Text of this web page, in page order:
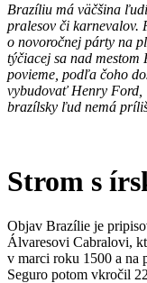
Brazíliu má väčšina
pralesov či karnevalov.
o novoročnej párty na
týčiacej sa nad mestom
povieme, podľa čoho
vybudovať Henry Ford,
brazílsky ľud nemá
Strom s
Objav Brazílie je
Álvaresovi Cabralovi,
v marci roku 1500 a na
Seguro potom vkročil